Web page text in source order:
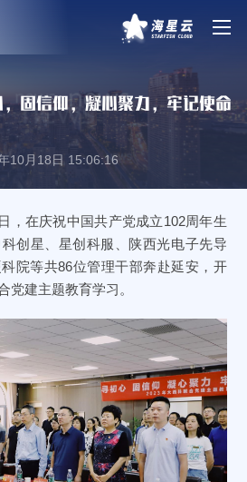
固信仰，凝心聚力，牢记使命
10月18日 15:06:16
，在庆祝中国共产党成立102周年生
创星、星创科服、陕西光电子先导
院等共86位管理干部奔赴延安，开
党建主题教育学习。